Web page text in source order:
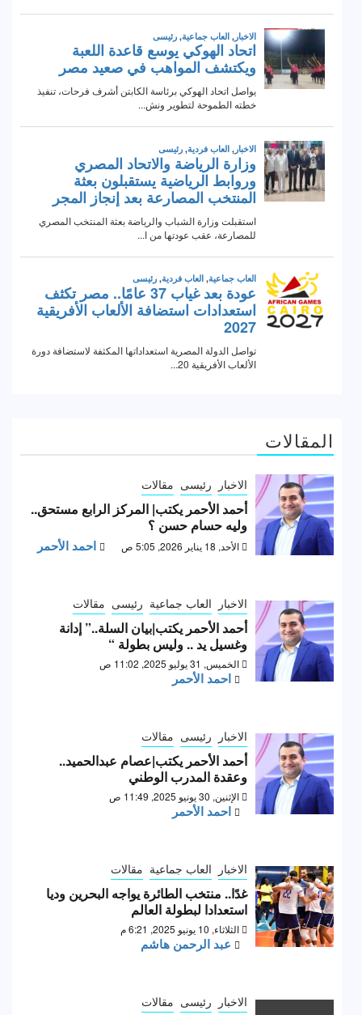
المقالات
الاخبار رئيسى مقالات
أحمد الأحمر يكتب| المركز الرابع مستحق..
وليه حسام حسن ؟
الأحد, 18 يناير 2026, 5:05 ص احمد الأحمر
الاخبار العاب جماعية رئيسى مقالات
أحمد الأحمر يكتب|بيان السلة..” إدانة
وغسيل يد .. وليس بطولة “
الخميس, 31 يوليو 2025, 11:02 ص
احمد الأحمر
الاخبار رئيسى مقالات
أحمد الأحمر يكتب|عصام عبدالحميد..
وعقدة المدرب الوطني
الإثنين, 30 يونيو 2025, 11:49 ص
احمد الأحمر
الاخبار العاب جماعية مقالات
غدًا.. منتخب الطائرة يواجه البحرين وديا
استعدادا لبطولة العالم
الثلاثاء, 10 يونيو 2025, 6:21 م
عبد الرحمن هاشم
الاخبار رئيسى مقالات